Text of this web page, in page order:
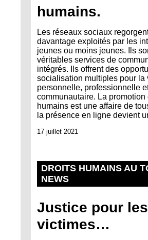
humains.
Les réseaux sociaux
davantage exploités par les
jeunes ou moins jeunes. Ils
véritables services de
intégrés. Ils offrent des
socialisation multiples pour la
personnelle, professionnelle
communautaire. La promotion
humains est une affaire de
la présence en ligne devient
17 juillet 2021
DROITS HUMAINS AU
NEWS
Justice pour les
victimes…